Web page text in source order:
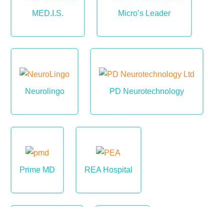
MED.I.S. Micro’s Leader
Image
Neurolingo
Image
PD Neurotechnology
Image
Prime MD
Image
REA Hospital